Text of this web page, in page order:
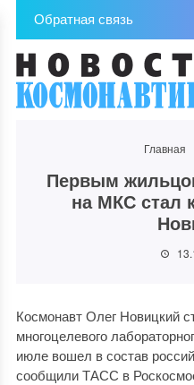
Обратная связь
Главная
Первым
на МКС стал
Космонавт Олег Новицкий
многоцелевого
июле вошел в состав
сообщили ТАСС в